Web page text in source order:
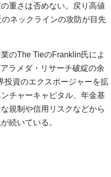
重さは否めない。戻り高値
ネックラインの攻防が目先
のThe TieのFranklin氏によ
ラメダ・リサーチ破綻の余
投資のエクスポージャーを拡
チャーキャピタル、年金基
規制や信用リスクなどから
続いている。